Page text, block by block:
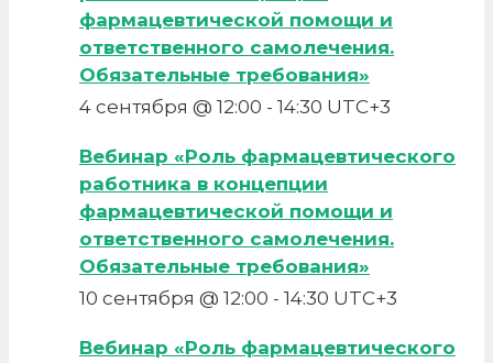
фармацевтической помощи и
ответственного самолечения.
Обязательные требования»
4 сентября @ 12:00 - 14:30 UTC+3
Вебинар «Роль фармацевтического
работника в концепции
фармацевтической помощи и
ответственного самолечения.
Обязательные требования»
10 сентября @ 12:00 - 14:30 UTC+3
Вебинар «Роль фармацевтического